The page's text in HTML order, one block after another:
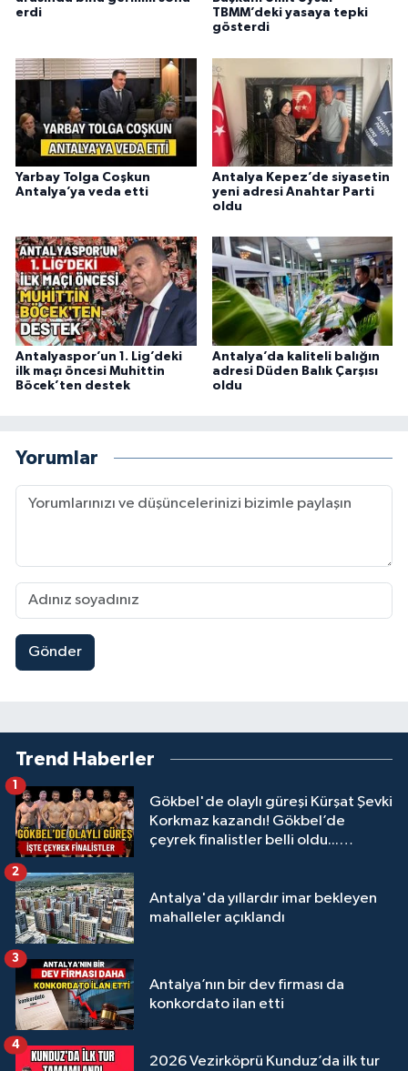
erdi
TBMM’deki yasaya tepki
gösterdi
Yarbay Tolga Coşkun
Antalya’ya veda etti
Antalya Kepez’de siyasetin
yeni adresi Anahtar Parti
oldu
Antalyaspor’un 1. Lig’deki
ilk maçı öncesi Muhittin
Böcek’ten destek
Antalya’da kaliteli balığın
adresi Düden Balık Çarşısı
oldu
Yorumlar
Gönder
Trend Haberler
Gökbel'de olaylı güreşi Kürşat Şevki
Korkmaz kazandı! Gökbel’de
çeyrek finalistler belli oldu...
1
Antalya'da yıllardır imar bekleyen
mahalleler açıklandı
2
Antalya’nın bir dev firması da
konkordato ilan etti
3
2026 Vezirköprü Kunduz’da ilk tur
4